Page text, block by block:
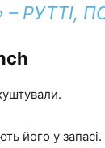
– РУТТІ,
його у